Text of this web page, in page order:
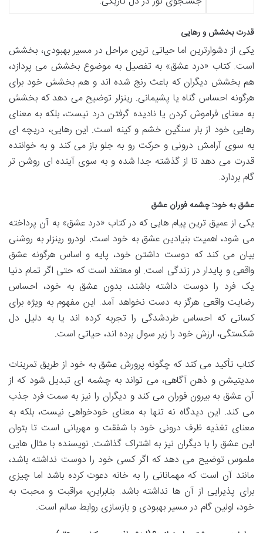
قدرت بخشش و رهایی
یکی از دشوارترین اما حیاتی ترین مراحل در مسیر بهبودی، بخشش
است. کتاب «درد عشق» به تفصیل به موضوع بخشش می پردازد،
هم بخشش دیگران که باعث رنج شده اند و هم بخشش خود برای
هرگونه احساس گناه یا پشیمانی. رینزلر توضیح می دهد که بخشش
به معنای فراموش کردن یا نادیده گرفتن درد نیست، بلکه به معنای
رهایی خود از بار سنگین خشم و کینه است. این رهایی، دریچه ای
به سوی آرامش درونی و حرکت رو به جلو باز می کند و به خواننده
قدرت می دهد تا از گذشته جدا شده و به سوی آینده ای روشن تر
گام بردارد.
عشق به خود: چشمه فوران عشق
یکی از عمیق ترین پیام هایی که در کتاب «درد عشق» به آن پرداخته
می شود، اهمیت بنیادین عشق به خود است. لودرو رینزلر به روشنی
بیان می کند که دوست داشتن خود، پایه و اساس هرگونه عشق
واقعی و پایدار در زندگی است. او معتقد است که حتی اگر تمام دنیا
یک فرد را دوست داشته باشند، بدون عشق به خود، احساس
رضایت واقعی هرگز به دست نخواهد آمد. این مفهوم به ویژه برای
کسانی که احساس طردشدگی را تجربه کرده اند یا به دلیل دل
شکستگی، ارزش خود را زیر سوال برده اند، حیاتی است.
کتاب تأکید می کند که چگونه پرورش عشق به خود از طریق تمرینات
مدیتیشن و ذهن آگاهی، می تواند به چشمه ای تبدیل شود که از
آن عشق به بیرون فوران می کند و دیگران را نیز به سمت فرد جذب
می کند. این دیدگاه نه تنها به معنای خودخواهی نیست، بلکه به
معنای تغذیه ظرف درونی خود با شفقت و مهربانی است تا بتوان
این عشق را با دیگران نیز به اشتراک گذاشت. نویسنده با مثال هایی
ملموس توضیح می دهد که اگر کسی خود را دوست نداشته باشد،
مانند آن است که مهمانانی را به خانه دعوت کرده باشد اما چیزی
برای پذیرایی از آن ها نداشته باشد. بنابراین، مراقبت و محبت به
خود، اولین گام در مسیر بهبودی و بازسازی روابط سالم است.